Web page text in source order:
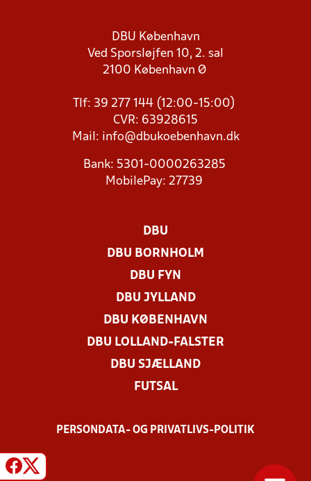
DBU København
Ved Sporsløjfen 10, 2. sal
2100 København Ø
Tlf: 39 277 144 (12:00-15:00)
CVR: 63928615
Mail: info@dbukoebenhavn.dk
Bank: 5301-0000263285
MobilePay: 27739
DBU
DBU BORNHOLM
DBU FYN
DBU JYLLAND
DBU KØBENHAVN
DBU LOLLAND-FALSTER
DBU SJÆLLAND
FUTSAL
PERSONDATA- OG PRIVATLIVS-POLITIK